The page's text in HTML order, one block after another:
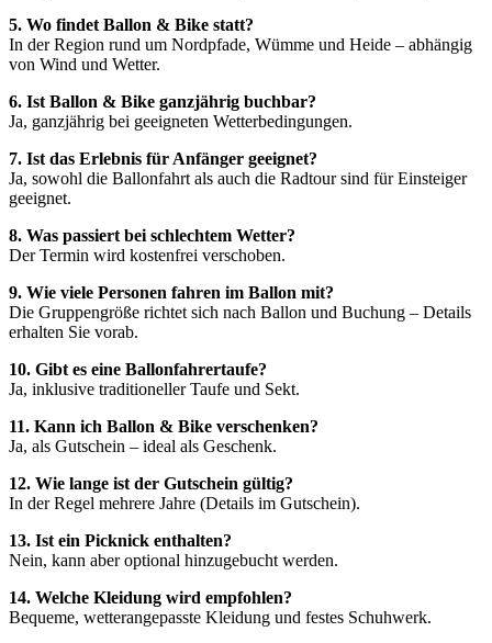
5. Wo findet Ballon & Bike statt?
In der Region rund um Nordpfade, Wümme und Heide – abhängig
von Wind und Wetter.
6. Ist Ballon & Bike ganzjährig buchbar?
Ja, ganzjährig bei geeigneten Wetterbedingungen.
7. Ist das Erlebnis für Anfänger geeignet?
Ja, sowohl die Ballonfahrt als auch die Radtour sind für Einsteiger
geeignet.
8. Was passiert bei schlechtem Wetter?
Der Termin wird kostenfrei verschoben.
9. Wie viele Personen fahren im Ballon mit?
Die Gruppengröße richtet sich nach Ballon und Buchung – Details
erhalten Sie vorab.
10. Gibt es eine Ballonfahrertaufe?
Ja, inklusive traditioneller Taufe und Sekt.
11. Kann ich Ballon & Bike verschenken?
Ja, als Gutschein – ideal als Geschenk.
12. Wie lange ist der Gutschein gültig?
In der Regel mehrere Jahre (Details im Gutschein).
13. Ist ein Picknick enthalten?
Nein, kann aber optional hinzugebucht werden.
14. Welche Kleidung wird empfohlen?
Bequeme, wetterangepasste Kleidung und festes Schuhwerk.